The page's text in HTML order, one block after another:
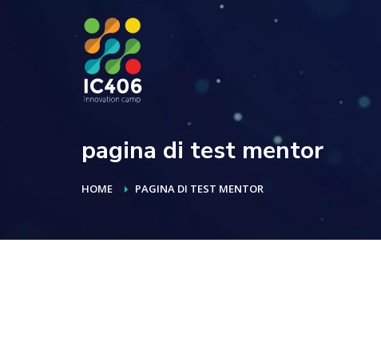
HOME PAGINA DI TEST MENTOR
pagina di test mentor